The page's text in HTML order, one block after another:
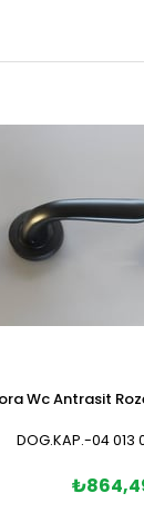
Wc Antrasit
DOG.KAP.-04 013